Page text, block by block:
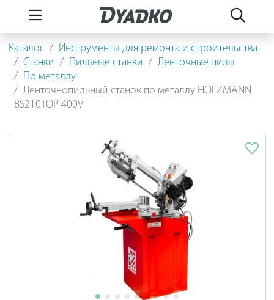
Каталог
Инструменты для ремонта и строительства
Станки
Пильные станки
Ленточные пилы
По металлу
Ленточнопильный станок по металлу HOLZMANN
BS210TOP 400V